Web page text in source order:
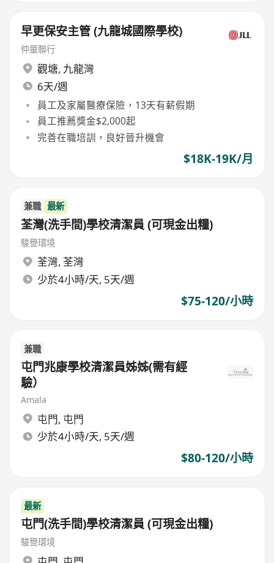
早更保安主管 (九龍城國際學校)
仲量聯行
觀塘, 九龍灣
6天/週
員工及家屬醫療保險，13天有薪假期
員工推薦獎金$2,000起
完善在職培訓，良好晉升機會
$18K-19K/月
兼職 最新
荃灣(洗手間)學校清潔員 (可現金出糧)
駿譽環境
荃灣, 荃灣
少於4小時/天, 5天/週
$75-120/小時
兼職
屯門兆康學校清潔員姊姊(需有經
驗）
Amala
屯門, 屯門
少於4小時/天, 5天/週
$80-120/小時
最新
屯門(洗手間)學校清潔員 (可現金出糧)
駿譽環境